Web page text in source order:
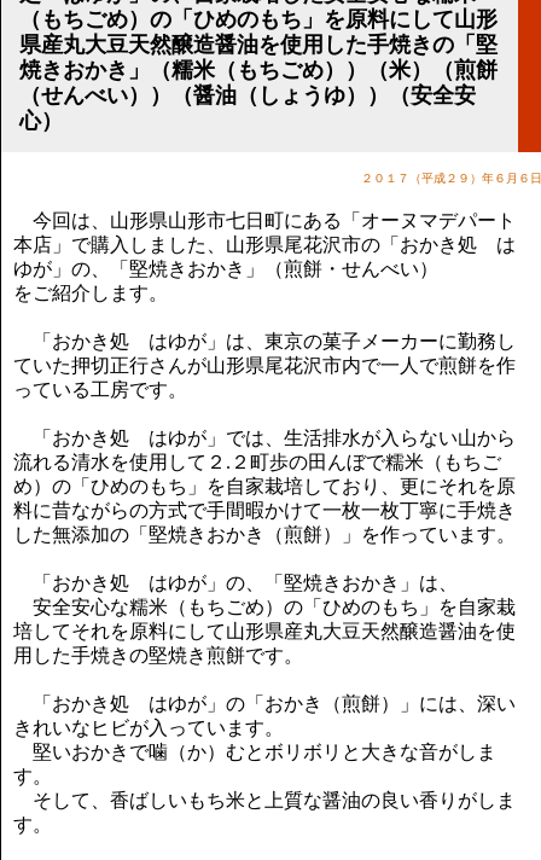
顧問契約について
講演のご案内
気をつけたい法律のポイント
武田正男の独り言
（もちごめ）の「ひめのもち」を原料にして山形
県産丸大豆天然醸造醤油を使用した手焼きの「堅
焼きおかき」（糯米（もちごめ））（米）（煎餅
（せんべい））（醤油（しょうゆ））（安全安
心）
２０１７（平成２９）年６月６日
今回は、山形県山形市七日町にある「オーヌマデパート
本店」で購入しました、山形県尾花沢市の「おかき処 は
ゆが」の、「堅焼きおかき」（煎餅・せんべい）
をご紹介します。
「おかき処 はゆが」は、東京の菓子メーカーに勤務し
ていた押切正行さんが山形県尾花沢市内で一人で煎餅を作
っている工房です。
「おかき処 はゆが」では、生活排水が入らない山から
流れる清水を使用して２.２町歩の田んぼで糯米（もちご
め）の「ひめのもち」を自家栽培しており、更にそれを原
料に昔ながらの方式で手間暇かけて一枚一枚丁寧に手焼き
した無添加の「堅焼きおかき（煎餅）」を作っています。
「おかき処 はゆが」の、「堅焼きおかき」は、
安全安心な糯米（もちごめ）の「ひめのもち」を自家栽
培してそれを原料にして山形県産丸大豆天然醸造醤油を使
用した手焼きの堅焼き煎餅です。
「おかき処 はゆが」の「おかき（煎餅）」には、深い
きれいなヒビが入っています。
堅いおかきで噛（か）むとボリボリと大きな音がしま
す。
そして、香ばしいもち米と上質な醤油の良い香りがしま
す。